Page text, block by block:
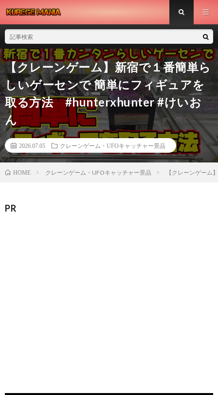
【クレーンゲーム】新宿で１番簡単ら
しいゲーセンで 簡単にフィギュアを
取る方法 #hunterxhunter #けいお
ん
2026.07.05 クレーンゲーム・UFOキャッチャー景品
HOME クレーンゲーム・UFOキャッチャー景品 【クレーンゲー
PR